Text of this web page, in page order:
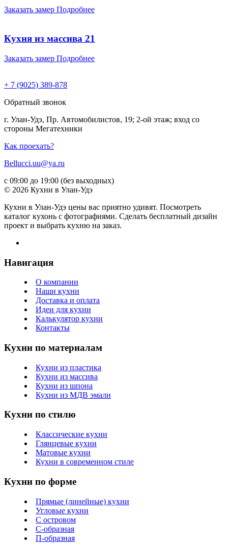
Заказать замер Подробнее
Кухня из массива 21
Заказать замер Подробнее
+ 7 (9025) 389-878
Обратный звонок
г. Улан-Удэ, Пр. Автомобилистов, 19; 2-ой этаж; вход со
стороны Мегатехники
Как проехать?
Bellucci.uu@ya.ru
с 09:00 до 19:00 (без выходных)
© 2026 Кухни в Улан-Удэ
Кухни в Улан-Удэ цены вас приятно удивят. Посмотреть
каталог кухонь с фотографиями. Сделать бесплатный дизайн
проект и выбрать кухню на заказ.
Навигация
О компании
Наши кухни
Доставка и оплата
Идеи для кухни
Калькулятор кухни
Контакты
Кухни по материалам
Кухни из пластика
Кухни из массива
Кухни из шпона
Кухни из МДВ эмали
Кухни по стилю
Классические кухни
Глянцевые кухни
Матовые кухни
Кухни в современном стиле
Кухни по форме
Прямые (линейные) кухни
Угловые кухни
С островом
С-образная
П-образная